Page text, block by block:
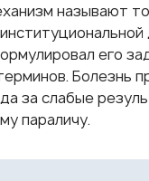
называют
его
Болезнь
за слабые
параличу.